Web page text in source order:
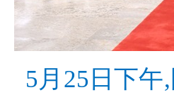
5月25日下